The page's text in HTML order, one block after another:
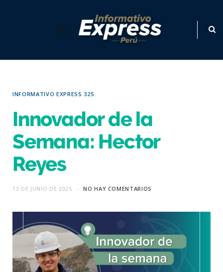
INFORMATIVO EXPRESS 325
Innovador de la
Semana: Hector
Reyes
13 DE JUNIO DE 2025 NO HAY COMENTARIOS